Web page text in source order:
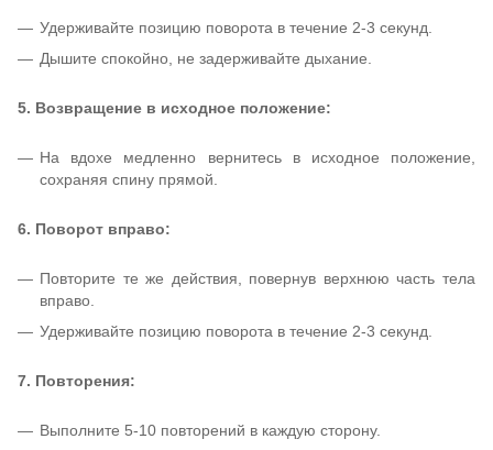
Удерживайте позицию поворота в течение 2-3 секунд.
Дышите спокойно, не задерживайте дыхание.
5. Возвращение в исходное положение:
На вдохе медленно вернитесь в исходное положение,
сохраняя спину прямой.
6. Поворот вправо:
Повторите те же действия, повернув верхнюю часть тела
вправо.
Удерживайте позицию поворота в течение 2-3 секунд.
7. Повторения:
Выполните 5-10 повторений в каждую сторону.